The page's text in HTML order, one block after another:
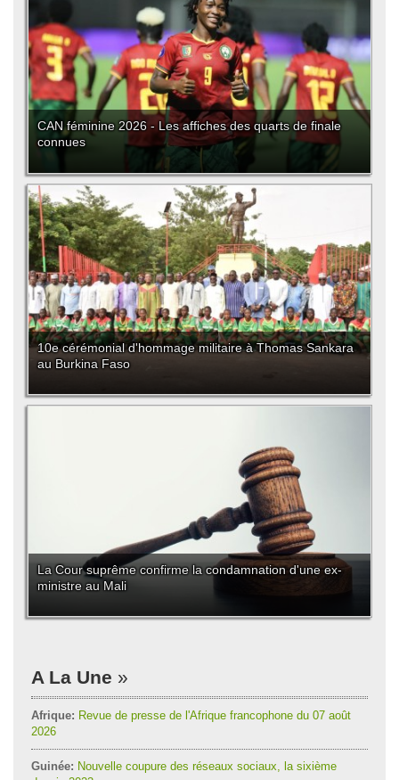
CAN féminine 2026 - Les affiches des quarts de finale
connues
10e cérémonial d'hommage militaire à Thomas Sankara
au Burkina Faso
La Cour suprême confirme la condamnation d'une ex-
ministre au Mali
A La Une
Afrique: Revue de presse de l'Afrique francophone du 07 août
2026
Guinée: Nouvelle coupure des réseaux sociaux, la sixième